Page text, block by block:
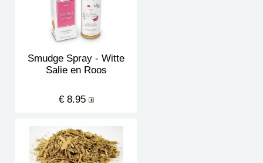
Smudge Spray - Witte
Salie en Roos
€ 8.95